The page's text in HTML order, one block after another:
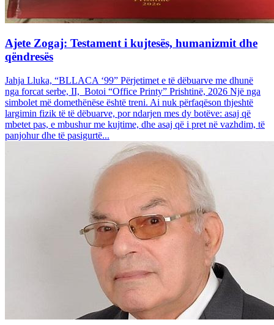
Ajete Zogaj: Testament i kujtesës, humanizmit dhe
qëndresës
Jahja Lluka, “BLLACA ‘99” Përjetimet e të dëbuarve me dhunë
nga forcat serbe, II, Botoi “Office Printy” Prishtinë, 2026 Një nga
simbolet më domethënëse është treni. Ai nuk përfaqëson thjeshtë
largimin fizik të të dëbuarve, por ndarjen mes dy botëve: asaj që
mbetet pas, e mbushur me kujtime, dhe asaj që i pret në vazhdim, të
panjohur dhe të pasigurtë...